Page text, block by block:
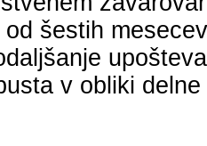
šestih
v obliki